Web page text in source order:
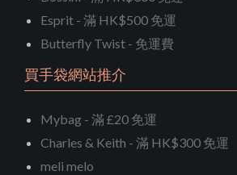
Esprit - 滿 HK$500 免運
Butterfly Twist - 免運費
買手袋網站推介
Mybag - 滿 £20 免運
Charles & Keith - 滿 HK$300 免運
meli melo